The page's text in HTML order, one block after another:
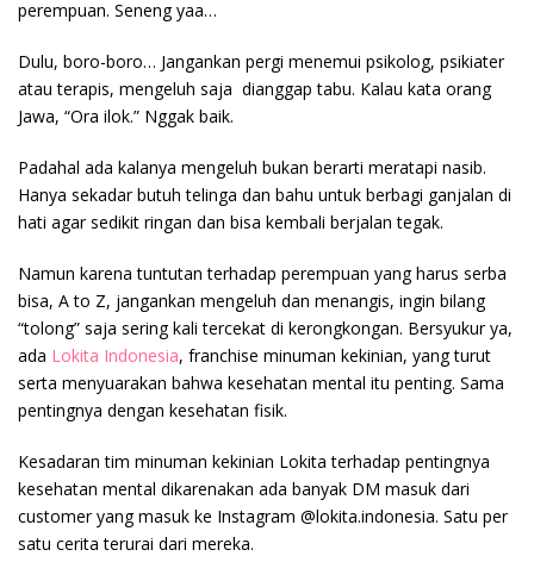
perempuan. Seneng yaa…
Dulu, boro-boro… Jangankan pergi menemui psikolog, psikiater
atau terapis, mengeluh saja dianggap tabu. Kalau kata orang
Jawa, “Ora ilok.” Nggak baik.
Padahal ada kalanya mengeluh bukan berarti meratapi nasib.
Hanya sekadar butuh telinga dan bahu untuk berbagi ganjalan di
hati agar sedikit ringan dan bisa kembali berjalan tegak.
Namun karena tuntutan terhadap perempuan yang harus serba
bisa, A to Z, jangankan mengeluh dan menangis, ingin bilang
“tolong” saja sering kali tercekat di kerongkongan. Bersyukur ya,
ada Lokita Indonesia, franchise minuman kekinian, yang turut
serta menyuarakan bahwa kesehatan mental itu penting. Sama
pentingnya dengan kesehatan fisik.
Kesadaran tim minuman kekinian Lokita terhadap pentingnya
kesehatan mental dikarenakan ada banyak DM masuk dari
customer yang masuk ke Instagram @lokita.indonesia. Satu per
satu cerita terurai dari mereka.